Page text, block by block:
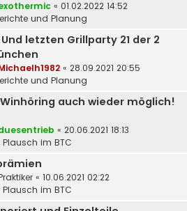
« 01.02.2022 14:52
und Planung
Und letzten Grillparty 21 der 2
« 28.09.2021 20:55
und Planung
auch wieder möglich!
« 20.06.2021 18:13
Plausch im BTC
« 10.06.2021 02:22
Plausch im BTC